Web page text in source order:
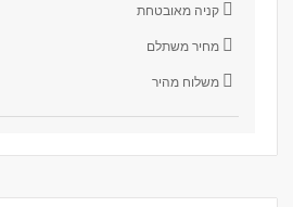
קניה מאובטחת
מחיר משתלם
משלוח מהיר